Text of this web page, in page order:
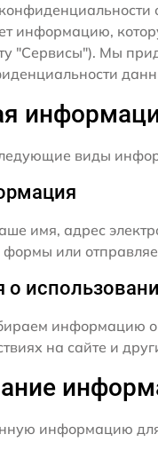
информацию,
"Сервисы"). Мы
виды
имя, адрес
формы или
информацию
на сайте и
информацию